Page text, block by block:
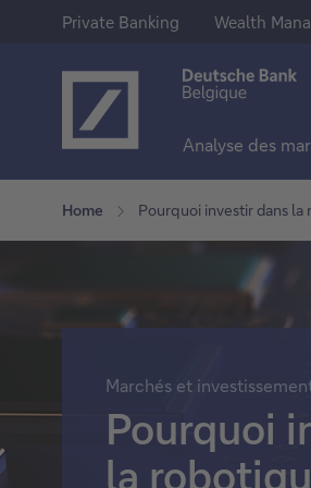
Private Banking Wealth
Analyse des
Private Banking
Wealth
Comptes
Comptes à
Trackers
Fonds
Obligations
A propos de
Deutsche
Jobs
Home Pourquoi investir dans la
Marchés et
Pourquoi
la